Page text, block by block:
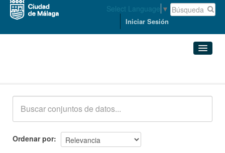
Select Language ▼
Iniciar Sesión
Ordenar por